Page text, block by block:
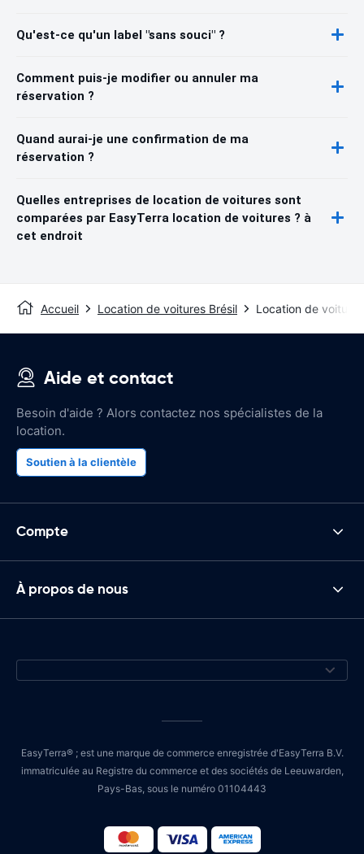
Qu'est-ce qu'un label "sans souci" ?
Comment puis-je modifier ou annuler ma
réservation ?
Quand aurai-je une confirmation de ma
réservation ?
Quelles entreprises de location de voitures sont
comparées par EasyTerra location de voitures ? à
cet endroit
Accueil Location de voitures Brésil Location de
Aide et contact
Besoin d'aide ? Alors contactez nos spécialistes de la
location.
Soutien à la clientèle
Compte
À propos de nous
EasyTerra® ; est une marque de commerce enregistrée d'EasyTerra B.V.
immatriculée au Registre du commerce et des sociétés de Leeuwarden,
Pays-Bas, sous le numéro 01104443